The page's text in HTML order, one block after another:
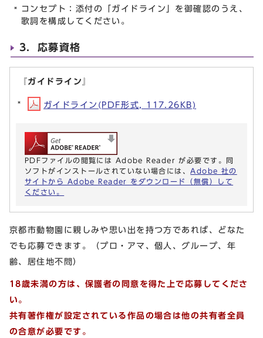
コンセプト：添付の「ガイドライン」を御確認のうえ、
歌詞を構成してください。
3．応募資格
『ガイドライン』
ガイドライン(PDF形式, 117.26KB)
PDFファイルの閲覧には Adobe Reader が必要です。同
ソフトがインストールされていない場合には、 Adobe 社の
サイトから Adobe Reader をダウンロード（無償）して
ください。
京都市動物園に親しみや思い出を持つ方であれば、どなた
でも応募できます。（プロ・アマ、個人、グループ、年
齢、居住地不問）
18歳未満の方は、保護者の同意を得た上で応募してくださ
い。
共有著作権が設定されている作品の場合は他の共有者全員
の合意が必要です。